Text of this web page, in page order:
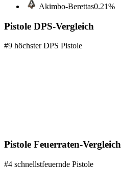
Akimbo-Berettas0.21%
Pistole DPS-Vergleich
#9 höchster DPS Pistole
Pistole Feuerraten-Vergleich
#4 schnellstfeuernde Pistole